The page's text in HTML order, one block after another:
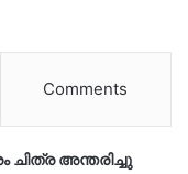
Comments
ചിത്ര അന്തരിച്ചു